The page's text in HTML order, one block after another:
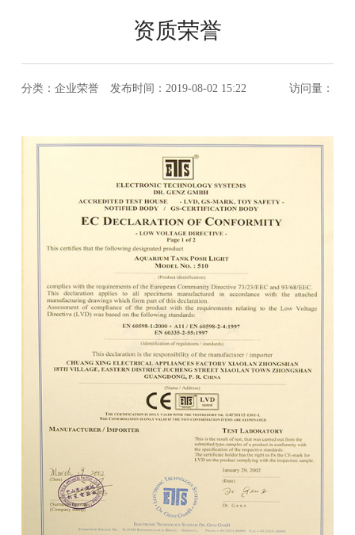
资质荣誉
分类：企业荣誉 发布时间：2019-08-02 15:22 访问量：